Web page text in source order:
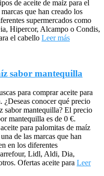
de aceite de maíz para el
que han creado los
supermercados como
Hipercor, Alcampo o Condis,
el cabello Leer más
sabor mantequilla
para comprar aceite para
¿Deseas conocer qué precio
sabor mantequilla? El precio
mantequilla es de 0 €.
para palomitas de maíz
de las marcas que han
en los diferentes
Lidl, Aldi, Dia,
Ofertas aceite para Leer